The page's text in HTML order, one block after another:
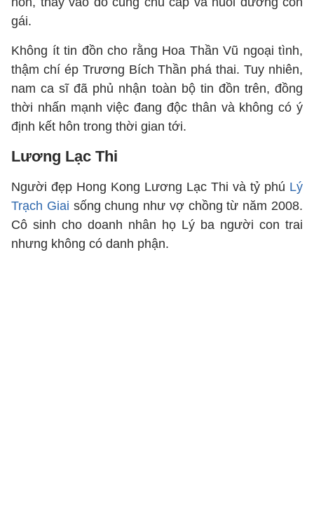
gái.
Không ít tin đồn cho rằng Hoa Thần Vũ ngoại tình,
thậm chí ép Trương Bích Thần phá thai. Tuy nhiên,
nam ca sĩ đã phủ nhận toàn bộ tin đồn trên, đồng
thời nhấn mạnh việc đang độc thân và không có ý
định kết hôn trong thời gian tới.
Lương Lạc Thi
Người đẹp Hong Kong Lương Lạc Thi và tỷ phú Lý
Trạch Giai sống chung như vợ chồng từ năm 2008.
Cô sinh cho doanh nhân họ Lý ba người con trai
nhưng không có danh phận.